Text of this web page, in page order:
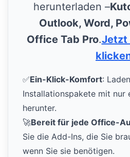
herunterladen –
Outlook, Word,
Office Tab Pro.Jetzt
✅Ein-Klick-Komfort:
Installationspakete mit nur
herunter.
🚀Bereit für jede Office-
Sie die Add-Ins, die Sie
wenn Sie sie benötigen.